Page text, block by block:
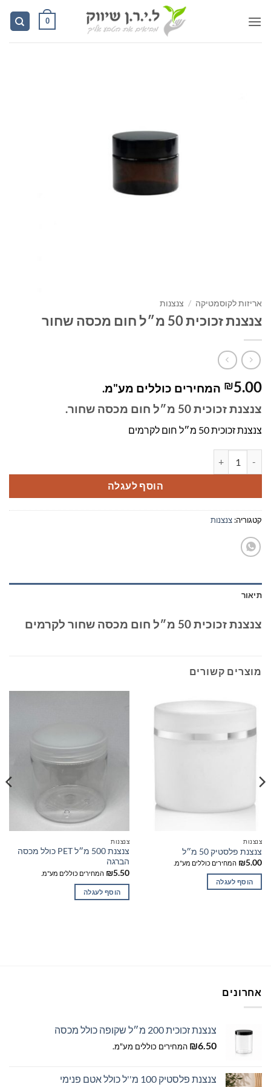
0
אריזות לקוסמטיקה / צנצנות
צנצנת זכוכית 50 מ״ל חום מכסה שחור
₪5.00
המחירים כוללים מע"מ.
צנצנת זכוכית 50 מ״ל חום מכסה שחור.
צנצנת זכוכית 50 מ״ל חום לקרמים
הוסף לעגלה
קטגוריה: צנצנות
תיאור
צנצנת זכוכית 50 מ״ל חום מכסה שחור לקרמים
מוצרים קשורים
צנצנות
צנצנת פלסטיק 50 מ״ל
₪5.00 המחירים כוללים מע"מ.
הוסף לעגלה
צנצנות
צנצנת 500 מ״ל PET כולל מכסה
הברגה
₪5.50 המחירים כוללים מע"מ.
הוסף לעגלה
אחרונים
צנצנת זכוכית 200 מ״ל שקופה כולל מכסה
₪6.50 המחירים כוללים מע"מ.
צנצנת פלסטיק 100 מ''ל כולל אטם פנימי